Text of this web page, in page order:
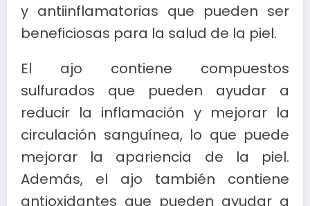
y antiinflamatorias que pueden ser
beneficiosas para la salud de la piel.
El ajo contiene compuestos
sulfurados que pueden ayudar a
reducir la inflamación y mejorar la
circulación sanguínea, lo que puede
mejorar la apariencia de la piel.
Además, el ajo también contiene
antioxidantes que pueden ayudar a